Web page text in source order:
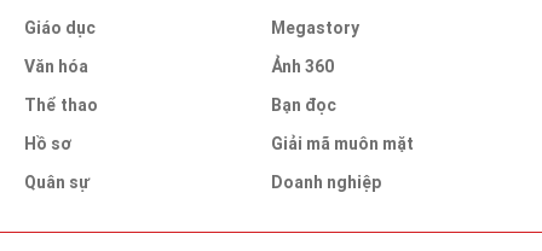
Giáo dục
Văn hóa
Thể thao
Hồ sơ
Quân sự
Megastory
Ảnh 360
Bạn đọc
Giải mã muôn mặt
Doanh nghiệp